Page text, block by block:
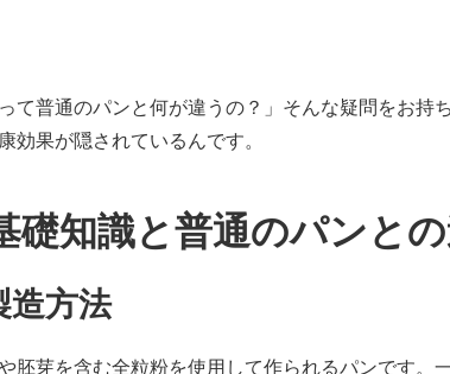
て普通のパンと何が違うの？」そんな疑問をお持
効果が隠されているんです。
礎知識と普通のパンと
造方法
胚芽を含む全粒粉を使用して作られるパンです。